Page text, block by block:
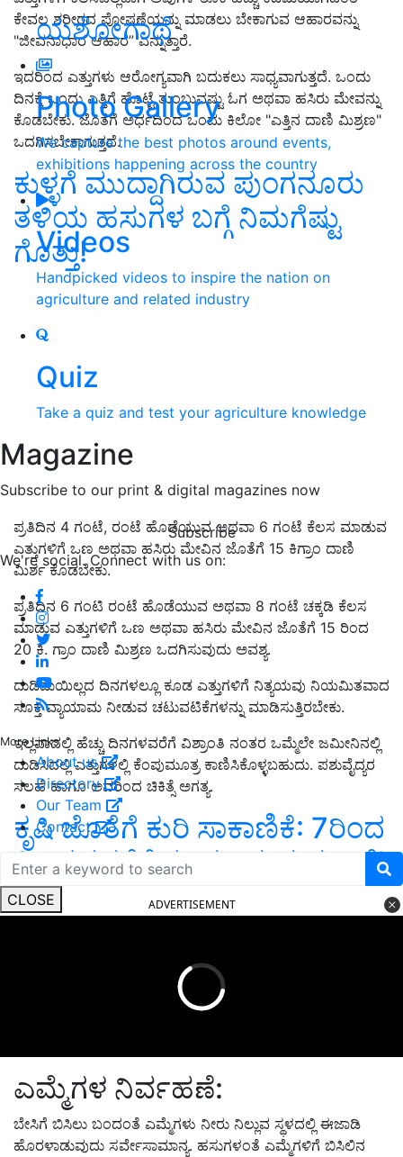
ಯಶೋಗಾಥೆ
Photo Gallery
We capture the best photos around events,
exhibitions happening across the country
Videos
Handpicked videos to inspire the nation on
agriculture and related industry
Quiz
Take a quiz and test your agriculture knowledge
Magazine
Subscribe to our print & digital magazines now
Subscribe
We're social. Connect with us on:
More Links
About us
Directory
Our Team
Contact
CLOSE
ಕೇವಲ ಶರೀರದ ಪೋಷಣೆಯನ್ನು ಮಾಡಲು ಬೇಕಾಗುವ ಆಹಾರವನ್ನು
"ಜೀವನಾಧಾರ ಆಹಾರ” ಎನ್ನುತ್ತಾರೆ.
ಇದರಿಂದ ಎತ್ತುಗಳು ಆರೋಗ್ಯವಾಗಿ ಬದುಕಲು ಸಾಧ್ಯವಾಗುತ್ತದೆ. ಒಂದು
ದಿನಕ್ಕೆ ಒಂದು ಎತ್ತಿಗೆ ಹೊಟ್ಟೆ ತುಂಬುವಷ್ಟು ಓಗ ಅಥವಾ ಹಸಿರು ಮೇವನ್ನು
ಕೊಡಬೇಕು. ಜೊತೆಗೆ ಅರ್ಧದಿಂದ ಒಂದು ಕಿಲೋ "ಎತ್ತಿನ ದಾಣಿ ಮಿಶ್ರಣ"
ಒದಗಿಸಬೇಕಾಗುತ್ತದೆ.
ಕುಳ್ಳಗೆ ಮುದ್ದಾಗಿರುವ ಪುಂಗನೂರು
ತಳಿಯ ಹಸುಗಳ ಬಗ್ಗೆ ನಿಮಗೆಷ್ಟು
ಗೊತ್ತು!
ಪ್ರತಿದಿನ 4 ಗಂಟೆ, ರಂಟೆ ಹೊಡೆಯುವ ಅಥವಾ 6 ಗಂಟೆ ಕೆಲಸ ಮಾಡುವ
ಎತ್ತುಗಳಿಗೆ ಒಣ ಅಥವಾ ಹಸಿರು ಮೇವಿನ ಜೊತೆಗೆ 15 ಕಿಗ್ರಾಂ ದಾಣಿ
ಮಿರ್ಶ ಕೊಡಬೇಕು.
ಪ್ರತಿದಿನ 6 ಗಂಟಿ ರಂಟೆ ಹೊಡೆಯುವ ಅಥವಾ 8 ಗಂಟೆ ಚಕ್ಕಡಿ ಕೆಲಸ
ಮಾಡುವ ಎತ್ತುಗಳಿಗೆ ಒಣ ಅಥವಾ ಹಸಿರು ಮೇವಿನ ಜೊತೆಗೆ 15 ರಿಂದ
20 ಕಿ. ಗ್ರಾಂ ದಾಣಿ ಮಿಶ್ರಣ ಒದಗಿಸುವುದು ಅವಶ್ಯ.
ದುಡಿಮೆಯಿಲ್ಲದ ದಿನಗಳಲ್ಲೂ ಕೂಡ ಎತ್ತುಗಳಿಗೆ ನಿತ್ಯಯವು ನಿಯಮಿತವಾದ
ಸೂಕ್ತ ವ್ಯಾಯಾಮ ನೀಡುವ ಚಟುವಟಿಕೆಗಳನ್ನು ಮಾಡಿಸುತ್ತಿರಬೇಕು.
ಇಲ್ಲವಾದಲ್ಲಿ ಹೆಚ್ಚು ದಿನಗಳವರೆಗೆ ವಿಶ್ರಾಂತಿ ನಂತರ ಒಮ್ಮೆಲೇ ಜಮೀನಿನಲ್ಲಿ
ದುಡಿಸಿದಲ್ಲಿ ಎತ್ತುಗಳಲ್ಲಿ ಕೆಂಪುಮೂತ್ರ ಕಾಣಿಸಿಕೊಳ್ಳಬಹುದು. ಪಶುವೈದ್ಯರ
ಸಲಹೆ ಹಾಗೂ ಅವರಿಂದ ಚಿಕಿತ್ಸೆ ಅಗತ್ಯ.
ಕೃಷಿ ಜೊತೆಗೆ ಕುರಿ ಸಾಕಾಣಿಕೆ: 7ರಿಂದ
8 ಲಕ್ಷದವರೆಗೆ ಗಳಿಸುತ್ತಿರುವ ಮಹಿಳೆ!
ADVERTISEMENT
ಎಮ್ಮೆಗಳ ನಿರ್ವಹಣೆ:
ಬೇಸಿಗೆ ಬಿಸಿಲು ಬಂದಂತೆ ಎಮ್ಮೆಗಳು ನೀರು ನಿಲ್ಲುವ ಸ್ಥಳದಲ್ಲಿ ಈಜಾಡಿ
ಹೊರಳಾಡುವುದು ಸರ್ವೇಸಾಮಾನ್ಯ. ಹಸುಗಳಂತೆ ಎಮ್ಮೆಗಳಿಗೆ ಬಿಸಿಲಿನ